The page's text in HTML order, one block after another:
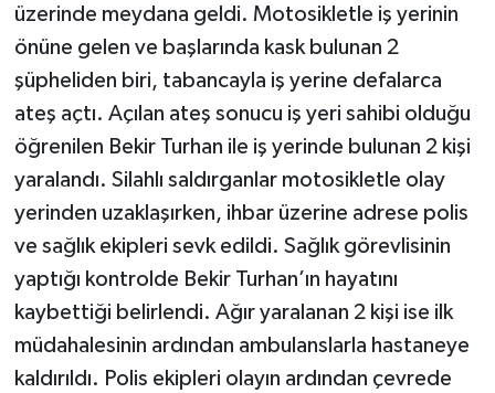
üzerinde meydana geldi. Motosikletle iş yerinin
önüne gelen ve başlarında kask bulunan 2
şüpheliden biri, tabancayla iş yerine defalarca
ateş açtı. Açılan ateş sonucu iş yeri sahibi olduğu
öğrenilen Bekir Turhan ile iş yerinde bulunan 2 kişi
yaralandı. Silahlı saldırganlar motosikletle olay
yerinden uzaklaşırken, ihbar üzerine adrese polis
ve sağlık ekipleri sevk edildi. Sağlık görevlisinin
yaptığı kontrolde Bekir Turhan’ın hayatını
kaybettiği belirlendi. Ağır yaralanan 2 kişi ise ilk
müdahalesinin ardından ambulanslarla hastaneye
kaldırıldı. Polis ekipleri olayın ardından çevrede